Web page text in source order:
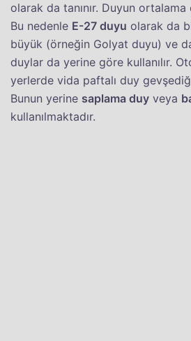
olarak da tanınır. Duyun ortalama
Bu nedenle E-27 duyu olarak da
büyük (örneğin Golyat duyu) ve
duylar da yerine göre kullanılır.
yerlerde vida paftalı duy
Bunun yerine saplama duy veya
kullanılmaktadır.